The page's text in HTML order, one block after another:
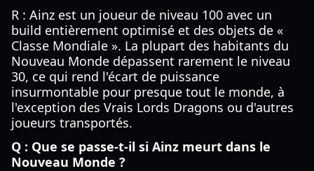
R : Ainz est un joueur de niveau 100 avec un
build entièrement optimisé et des objets de «
Classe Mondiale ». La plupart des habitants du
Nouveau Monde dépassent rarement le niveau
30, ce qui rend l'écart de puissance
insurmontable pour presque tout le monde, à
l'exception des Vrais Lords Dragons ou d'autres
joueurs transportés.
Q : Que se passe-t-il si Ainz meurt dans le
Nouveau Monde ?